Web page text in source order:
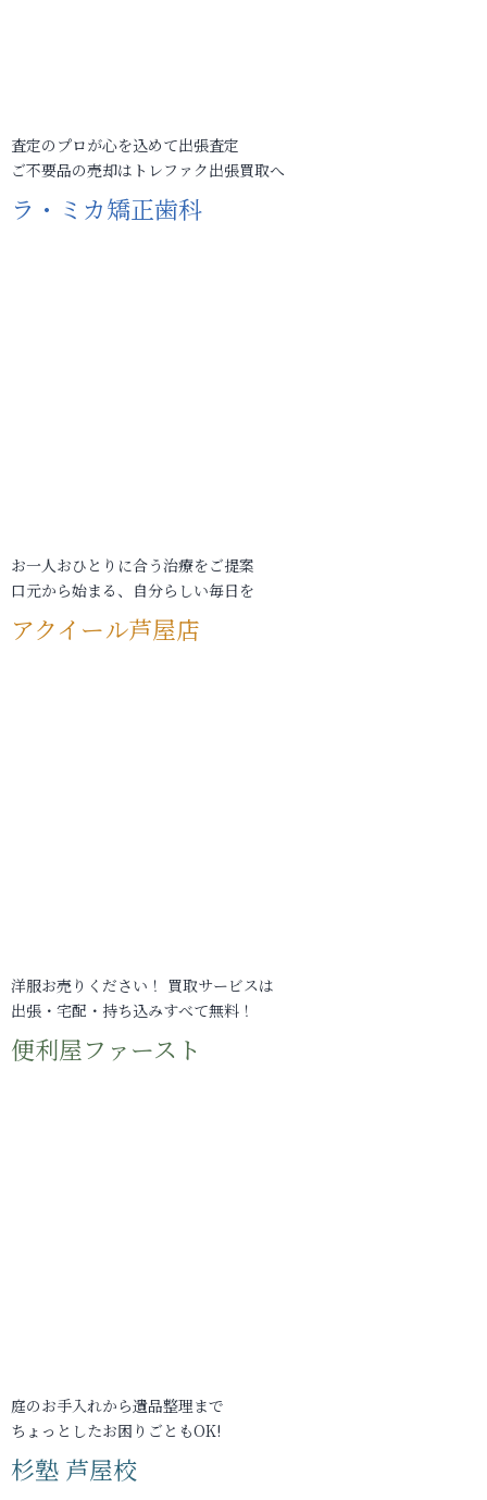
査定のプロが心を込めて出張査定
ご不要品の売却はトレファク出張買取へ
ラ・ミカ矯正歯科
お一人おひとりに合う治療をご提案
口元から始まる、自分らしい毎日を
アクイール芦屋店
洋服お売りください！ 買取サービスは
出張・宅配・持ち込みすべて無料！
便利屋ファースト
庭のお手入れから遺品整理まで
ちょっとしたお困りごともOK!
杉塾 芦屋校